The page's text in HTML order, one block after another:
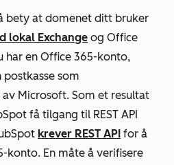
bety at domenet ditt bruker
lokal Exchange og Office
har en Office 365-konto,
som
Microsoft. Som et resultat
få tilgang til REST API
krever REST API for å
konto. En måte å verifisere